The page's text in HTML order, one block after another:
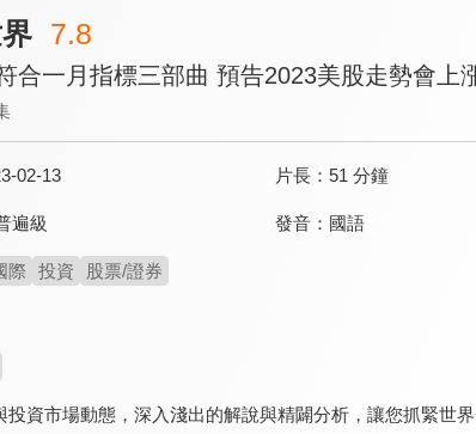
7.8
合一月指標三部曲 預告2023美股走勢會上
02-13 片長： 51 分鐘
遍級 發音： 國語
際 投資 股票/證券
投資市場動態，深入淺出的解說與精闢分析，讓您抓緊世界